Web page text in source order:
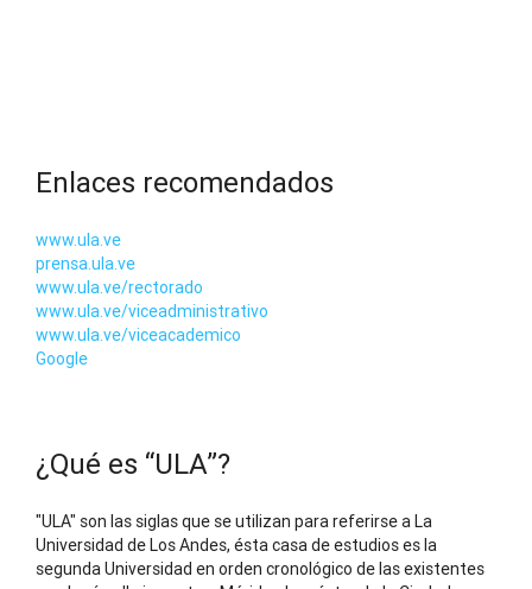
Enlaces recomendados
www.ula.ve
prensa.ula.ve
www.ula.ve/rectorado
www.ula.ve/viceadministrativo
www.ula.ve/viceacademico
Google
¿Qué es “ULA”?
"ULA" son las siglas que se utilizan para referirse a La
Universidad de Los Andes, ésta casa de estudios es la
segunda Universidad en orden cronológico de las existentes